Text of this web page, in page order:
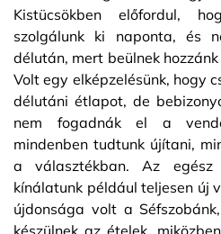
Kistücsökben előfordul,
szolgálunk ki naponta, és
délután, mert beülnek
Volt egy elképzelésünk, hogy
délutáni étlapot, de
nem fogadnák el a
mindenben tudtunk újítani,
a választékban. Az
kínálatunk például teljesen új
újdonsága volt a
készülnek az ételek,